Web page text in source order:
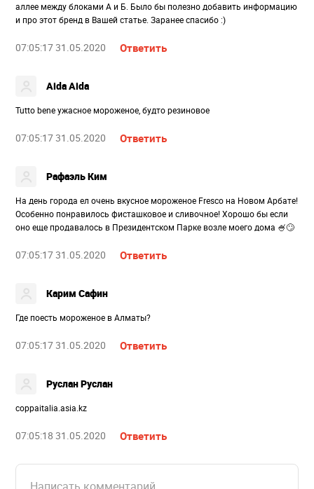
аллее между блоками А и Б. Было бы полезно добавить информацию
и про этот бренд в Вашей статье. Заранее спасибо :)
07:05:17 31.05.2020 Ответить
Aida Aida
Tutto bene ужасное мороженое, будто резиновое
07:05:17 31.05.2020 Ответить
Рафаэль Ким
На день города ел очень вкусное мороженое Fresco на Новом Арбате!
Особенно понравилось фисташковое и сливочное! Хорошо бы если
оно еще продавалось в Президентском Парке возле моего дома 🍧🙄
07:05:17 31.05.2020 Ответить
Карим Сафин
Где поесть мороженое в Алматы?
07:05:17 31.05.2020 Ответить
Руслан Руслан
coppaitalia.asia.kz
07:05:18 31.05.2020 Ответить